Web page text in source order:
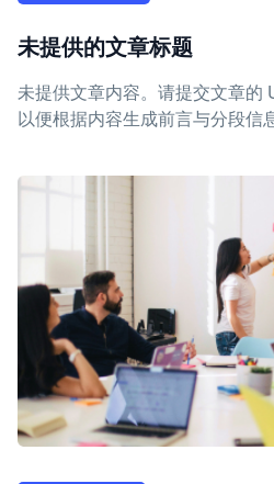
未提供的文章标题
未提供文章内容。请提交文章的
以便根据内容生成前言与分段信息